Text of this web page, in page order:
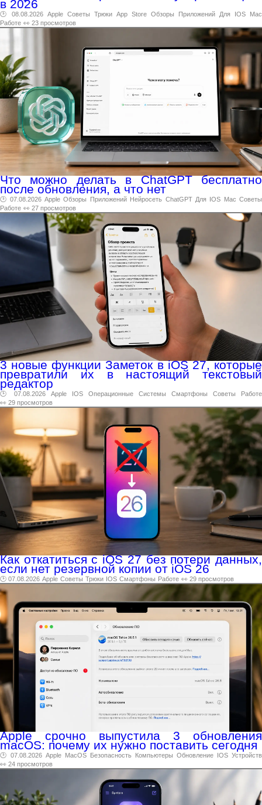
в 2026
🕑 08.08.2026 Apple Советы Трюки App Store Обзоры Приложений Для IOS
Mac
Работе 👀 23 просмотров
Что можно делать в ChatGPT бесплатно
после обновления, а что нет
🕑 07.08.2026 Apple Обзоры Приложений Нейросеть ChatGPT Для IOS Mac Советы
Работе 👀 27 просмотров
3 новые функции Заметок в iOS 27, которые
превратили их в настоящий текстовый
редактор
🕑 07.08.2026 Apple IOS Операционные Системы Смартфоны Советы
Работе
👀 29 просмотров
Как откатиться с iOS 27 без потери данных,
если нет резервной копии от iOS 26
🕑 07.08.2026 Apple Советы Трюки IOS Смартфоны Работе 👀 29 просмотров
Apple срочно выпустила 3 обновления
macOS: почему их нужно поставить сегодня
🕑 07.08.2026 Apple MacOS Безопасность Компьютеры Обновление IOS Устройств
👀 24 просмотров